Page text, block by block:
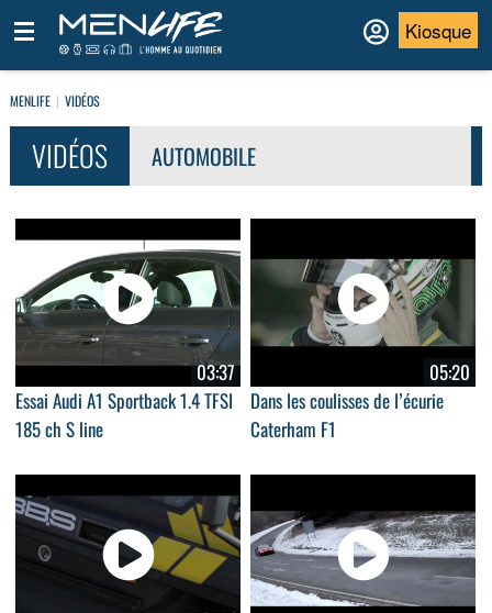
Kiosque
MENLIFE VIDÉOS
VIDÉOS AUTOMOBILE
03:37
Essai Audi A1 Sportback 1.4 TFSI
185 ch S line
05:20
Dans les coulisses de l’écurie
Caterham F1